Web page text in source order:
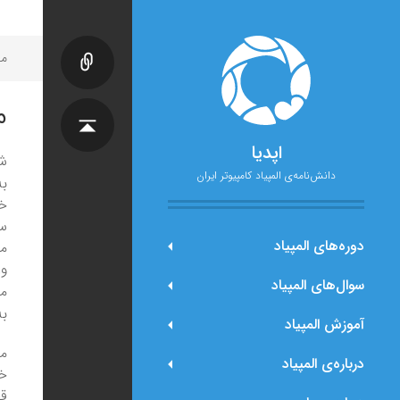
اپدیا
دانش‌نامه‌ی المپیاد کامپیوتر ایران
دوره‌های المپیاد
سوال‌های المپیاد
آموزش المپیاد
درباره‌ی المپیاد